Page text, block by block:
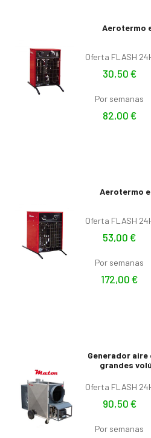
Aerotermo
Oferta FLASH
30,50 €
Por semanas
82,00 €
Aerotermo
Oferta FLASH
53,00 €
Por semanas
172,00 €
Generador
grandes
Oferta FLASH
90,50 €
Por semanas